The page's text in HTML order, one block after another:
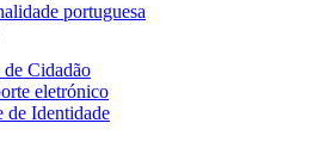
portuguesa
de Cidadão
eletrónico
de Identidade